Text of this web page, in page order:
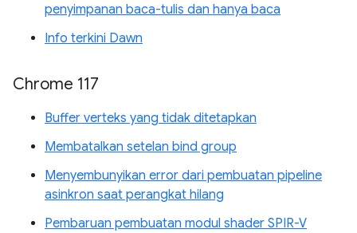
penyimpanan baca-tulis dan hanya baca
Info terkini Dawn
Chrome 117
Buffer verteks yang tidak ditetapkan
Membatalkan setelan bind group
Menyembunyikan error dari pembuatan pipeline
asinkron saat perangkat hilang
Pembaruan pembuatan modul shader SPIR-V